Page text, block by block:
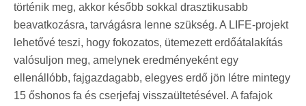
történik meg, akkor később sokkal drasztikusabb
beavatkozásra, tarvágásra lenne szükség. A LIFE-projekt
lehetővé teszi, hogy fokozatos, ütemezett erdőátalakítás
valósuljon meg, amelynek eredményeként egy
ellenállóbb, fajgazdagabb, elegyes erdő jön létre mintegy
15 őshonos fa és cserjefaj visszaültetésével. A fafajok